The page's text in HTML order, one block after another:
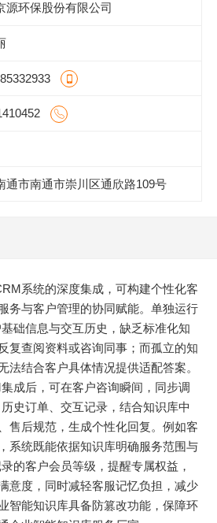
源环保股份有限公司
通市南通市崇川区通欣路109号
系统的深度集成，可构建个性化客
务与客户管理的协同赋能。单独运行
础信息与交互历史，缺乏标准化知
复查阅资料或咨询同事；而孤立的知
法结合客户具体情况提供适配答案。
成后，可在客户咨询瞬间，同步调
史订单、交互记录，结合知识库中
售后规范，生成个性化回复。例如客
系统既能依据知识库明确服务范围与
的客户会员等级，提醒专属权益，
意度，同时减轻客服记忆负担，减少
智能知识库具备防篡改功能，保障环